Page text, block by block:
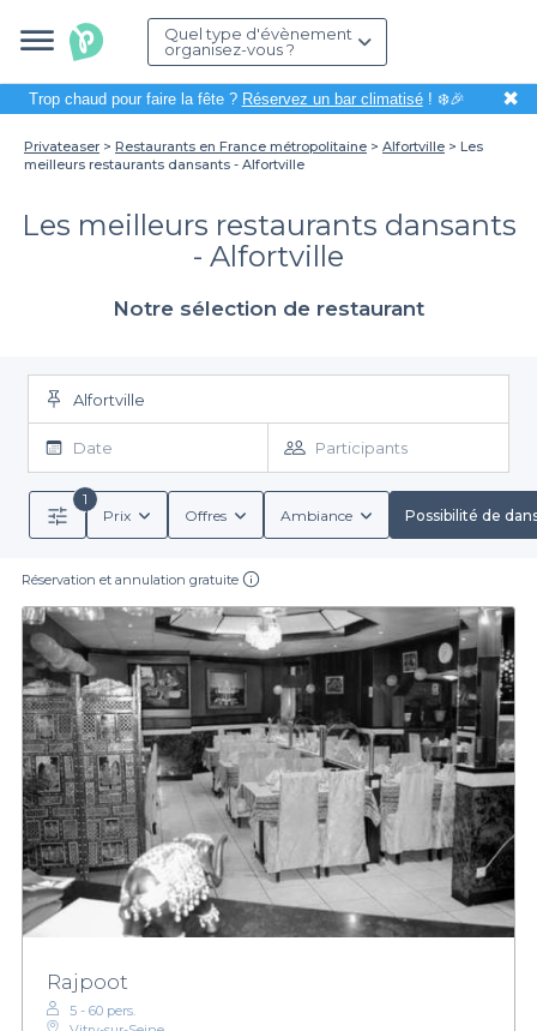
Quel type d'évènement
organisez-vous ?
Trop chaud pour faire la fête ? Réservez un bar climatisé! ❄️🎉 ✖
Privateaser Restaurants en France métropolitaine Alfortville
Les
meilleurs restaurants dansants - Alfortville
Les meilleurs restaurants dansants
- Alfortville
Notre sélection de restaurant
Alfortville
Date Participants
1
Prix
Offres Ambiance Possibilité de
Réservation et annulation gratuite
Rajpoot
5 - 60 pers.